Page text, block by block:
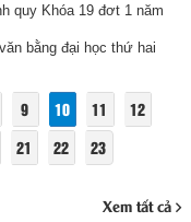
quy Khóa 19 đơt 1 năm
bằng đại học thứ hai
9 10 11
12
21 22 23
Xem tất cả